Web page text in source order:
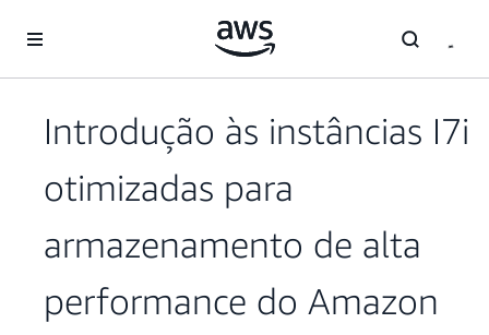
Pular para o conteúdo principal
Introdução às instâncias I7i
otimizadas para
armazenamento de alta
performance do Amazon